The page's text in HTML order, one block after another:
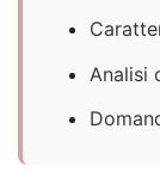
Analisi